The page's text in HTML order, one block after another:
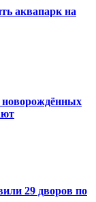
аквапарк на
новорождённых
29 дворов по